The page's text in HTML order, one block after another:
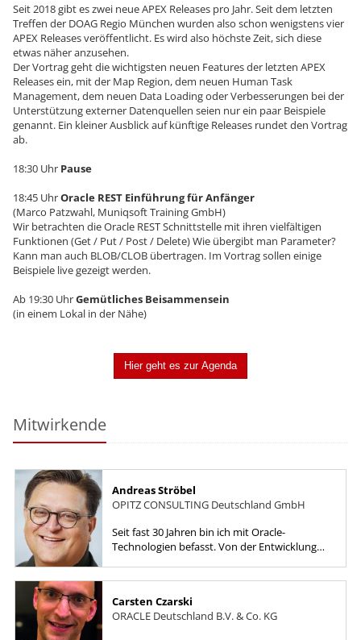
Seit 2018 gibt es zwei neue APEX Releases pro Jahr. Seit dem letzten
Treffen der DOAG Regio München wurden also schon wenigstens vier
APEX Releases veröffentlicht. Es wird also höchste Zeit, sich diese
etwas näher anzusehen.
Der Vortrag geht die wichtigsten neuen Features der letzten APEX
Releases ein, mit der Map Region, dem neuen Human Task
Management, dem neuen Data Loading oder Verbesserungen bei der
Unterstützung externer Datenquellen seien nur ein paar Beispiele
genannt. Ein kleiner Ausblick auf künftige Releases rundet den Vortrag
ab.
18:30 Uhr Pause
18:45 UhrOracle REST Einführung für Anfänger
(Marco Patzwahl, Muniqsoft Training GmbH)
Wir betrachten die Oracle REST Schnittstelle mit ihren vielfältigen
Funktionen (Get / Put / Post / Delete) Wie übergibt man Parameter?
Kann man auch BLOB/CLOB übertragen. Im Vortrag sollen einige
Beispiele live gezeigt werden.
Ab 19:30 UhrGemütliches Beisammensein
(in einem Lokal in der Nähe)
Hier geht es zur Agenda
Mitwirkende
Andreas Ströbel
OPITZ CONSULTING Deutschland GmbH
Seit fast 30 Jahren bin ich mit Oracle-
Technologien befasst. Von der Entwicklung
Carsten Czarski
ORACLE Deutschland B.V. & Co. KG